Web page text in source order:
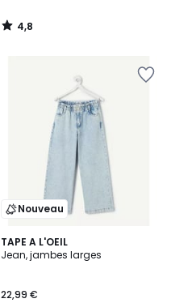
4,8
/
Nouveau
TAPE A L'OEIL
Jean, jambes larges
22,99 €